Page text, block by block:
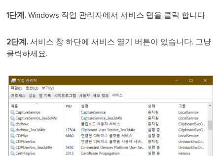
1단계. Windows 작업 관리자에서 서비스 탭을 클릭 합니다 .
2단계. 서비스 창 하단에 서비스 열기 버튼이 있습니다. 그냥
클릭하세요.